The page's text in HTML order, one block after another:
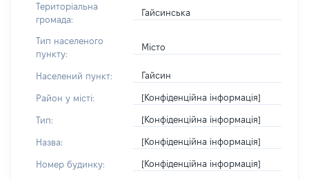
Територіальна
громада:
Гайсинська
Тип населеного
пункту:
Місто
Населений пункт: Гайсин
Район у місті: [Конфіденційна інформація]
Тип: [Конфіденційна інформація]
Назва: [Конфіденційна інформація]
Номер будинку: [Конфіденційна інформація]